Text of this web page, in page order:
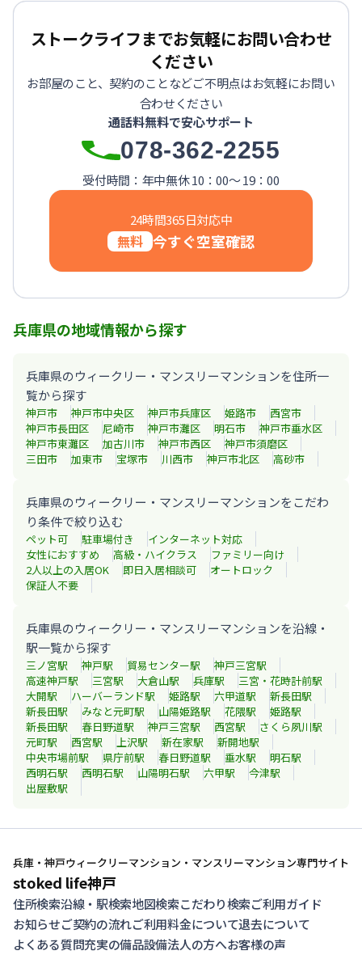
【灘区・JR六甲道】Sステイ六甲道SOUTH・OL｜禁煙ル
【東灘区・摂津本山】Sステイ本山サンハイツOL｜禁煙
【東灘区・JR住吉】Sステイ神戸住吉本町OL｜禁煙ルーム
【東灘区・阪神御影】Sステイ御影本町OL｜禁煙ルーム・
【神戸・春日野道】Sステイ三宮東アスヴェル｜禁煙ルー
【宝塚市・逆瀬川】Sステイ逆瀬川｜禁煙ルーム・Wi-Fi無料
【西宮北口】Sステイ西宮北口第２｜禁煙ルーム・Wi-Fi
【西宮北口】Sステイ西宮北口第２｜禁煙ルーム・Wi-Fi
【神戸・三宮】Sステイ神戸三宮レガニール｜禁煙ルーム
ストークライフまでお気軽にお問い合わせ
ください
お部屋のこと、契約のことなどご不明点はお気軽にお問い
合わせください
通話料無料で安心サポート
078-362-2255
受付時間：年中無休 10：00～ 19：00
24時間365日対応中
無料 今すぐ空室確認
兵庫県の地域情報から探す
兵庫県のウィークリー・マンスリーマンションを住所一
覧から探す
神戸市 神戸市中央区 神戸市兵庫区 姫路市
西宮市
神戸市長田区
尼崎市 神戸市灘区 明石市
神戸市垂水区
神戸市東灘区
加古川市 神戸市西区
神戸市須磨区
三田市
加東市 宝塚市 川西市 神戸市北区 高砂市
兵庫県のウィークリー・マンスリーマンションをこだわ
り条件で絞り込む
ペット可 駐車場付き
インターネット対応
女性におすすめ
高級・ハイクラス
ファミリー向け
2人以上の入居OK
即日入居相談可
オートロック
保証人不要
兵庫県のウィークリー・マンスリーマンションを沿線・
駅一覧から探す
三ノ宮駅 神戸駅 貿易センター駅 神戸三宮駅
高速神戸駅 三宮駅 大倉山駅 兵庫駅 三宮・花時計前駅
大開駅 ハーバーランド駅 姫路駅 六甲道駅 新長田駅
新長田駅 みなと元町駅 山陽姫路駅 花隈駅 姫路駅
新長田駅 春日野道駅 神戸三宮駅 西宮駅 さくら夙川駅
元町駅 西宮駅 上沢駅 新在家駅 新開地駅
中央市場前駅 県庁前駅 春日野道駅 垂水駅 明石駅
西明石駅 西明石駅 山陽明石駅 六甲駅 今津駅
出屋敷駅
兵庫・神戸ウィークリーマンション・マンスリーマンション専門サイト
stoked life神戸
住所検索沿線・駅検索地図検索こだわり検索ご利用ガイド
お知らせご契約の流れご利用料金について退去について
よくある質問充実の備品設備法人の方へお客様の声